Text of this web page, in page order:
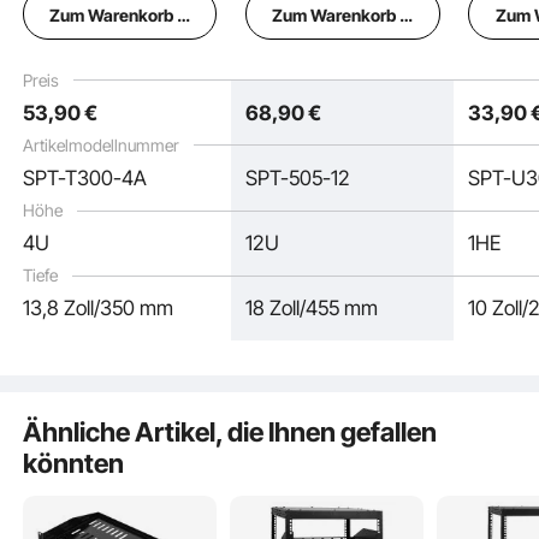
Mehrere Größenoptionen
Wesentliche Merkmale
Preis
Artikelmodellnummer
Höhe
Tiefe
Schloss &
Kabelmanagementlöch
Netzwerkschrank-AV-
Rack oder
Schrankgehäuse
Zum Warenkorb hinzufügenRack mit 180-Grad-
Torschwingung,
Netzwerkgeräte & AV-
Schwarz
Zum Warenkorb hinzufügenRack-
mit
mm-
Zum
53,90€ 68,90€ 33,90
SPT-T300-4A SPT-505-12 SPT-
4U 12U 1HE
13,8 Zoll/350 mm 18 Zoll/455 mm 10 Zoll/
Ähnliche Artikel, die Ihnen gefallen
könnten